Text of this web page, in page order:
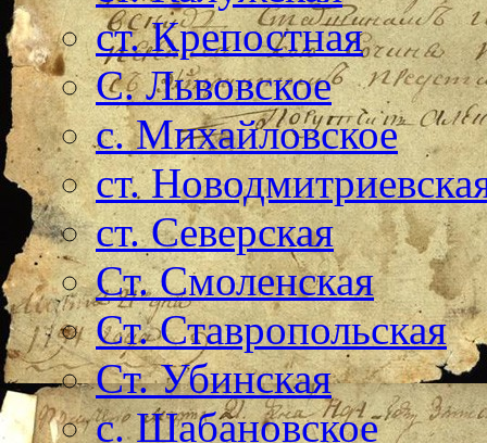
ст. Крепостная
С. Львовское
с. Михайловское
ст.
ст. Северская
Ст. Смоленская
Ст. Ставропольская
Ст. Убинская
с. Шабановское